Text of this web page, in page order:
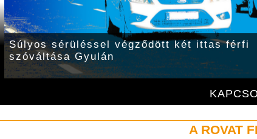
Súlyos sérüléssel végződött két ittas férfi
szóváltása Gyulán
A ROVAT